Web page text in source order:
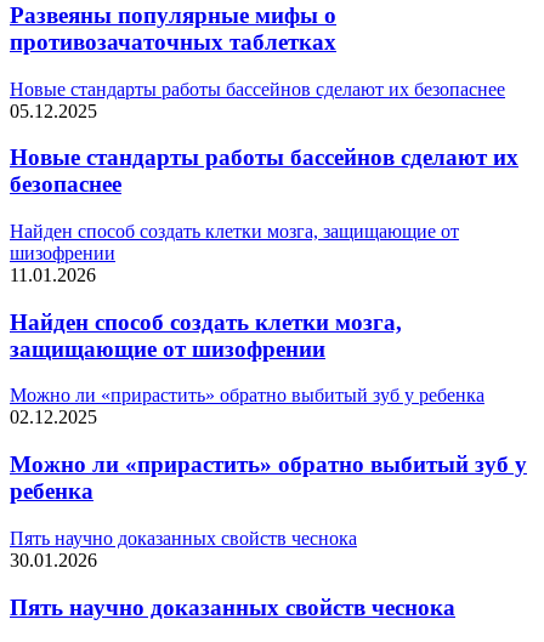
Развеяны популярные мифы о
противозачаточных таблетках
Новые стандарты работы бассейнов сделают их безопаснее
05.12.2025
Новые стандарты работы бассейнов сделают их
безопаснее
Найден способ создать клетки мозга, защищающие от
шизофрении
11.01.2026
Найден способ создать клетки мозга,
защищающие от шизофрении
Можно ли «прирастить» обратно выбитый зуб у ребенка
02.12.2025
Можно ли «прирастить» обратно выбитый зуб у
ребенка
Пять научно доказанных свойств чеснока
30.01.2026
Пять научно доказанных свойств чеснока